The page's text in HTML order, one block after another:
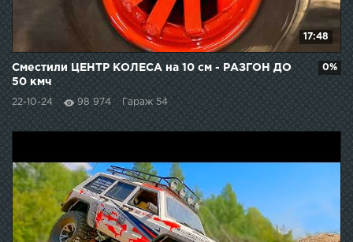
17:48
Сместили ЦЕНТР КОЛЕСА на 10 см - РАЗГОН ДО
50 кмч
22-10-24 98 974 Гараж 54
0%